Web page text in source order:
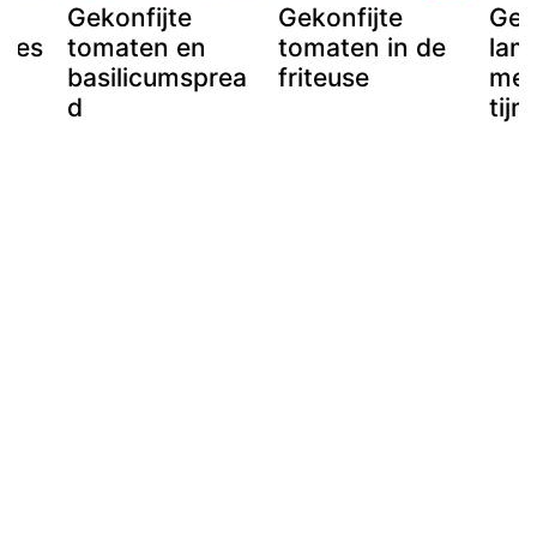
Gekonfijte
tomaten en
basilicumsprea
d
Gekonfijte
tomaten in de
friteuse
tijm